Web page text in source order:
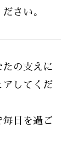
さい。
の支えに
アしてくだ
日を過ご